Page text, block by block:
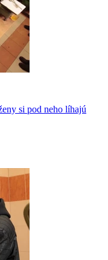
si pod neho líhajú